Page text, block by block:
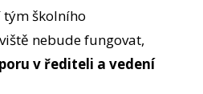
tým školního
nebude fungovat,
v řediteli a vedení